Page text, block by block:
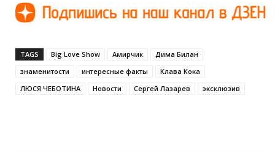
TAGS Big Love Show Амирчик
Дима Билан
знаменитости
интересные факты
Клава Кока
ЛЮСЯ ЧЕБОТИНА
Новости Сергей Лазарев эксклюзив